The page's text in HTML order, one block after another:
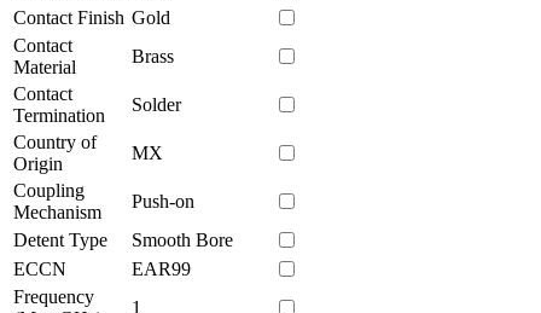
Contact Finish Gold
Contact
Material
Brass
Contact
Termination
Solder
Country of
Origin
MX
Coupling
Mechanism
Push-on
Detent Type
Smooth Bore
ECCN
EAR99
Frequency
1